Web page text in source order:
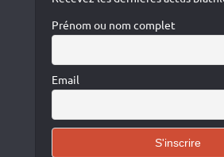
Prénom ou nom complet
Email